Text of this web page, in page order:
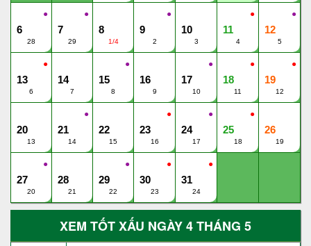
●
6
28
●
7
29
8
1/4
●
9
2
10
3
●
11
4
●
12
5
●
13
6
14
7
●
15
8
16
9
●
17
10
●
18
11
●
19
12
20
13
●
21
14
22
15
●
23
16
●
24
17
●
25
18
26
19
●
27
20
28
21
●
29
22
●
30
23
●
31
24
XEM TỐT XẤU NGÀY 4 THÁNG 5